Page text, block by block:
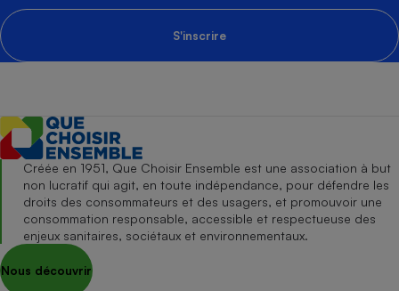
S'inscrire
Créée en 1951, Que Choisir Ensemble est une association à but
non lucratif qui agit, en toute indépendance, pour défendre les
droits des consommateurs et des usagers, et promouvoir une
consommation responsable, accessible et respectueuse des
enjeux sanitaires, sociétaux et environnementaux.
Nous découvrir